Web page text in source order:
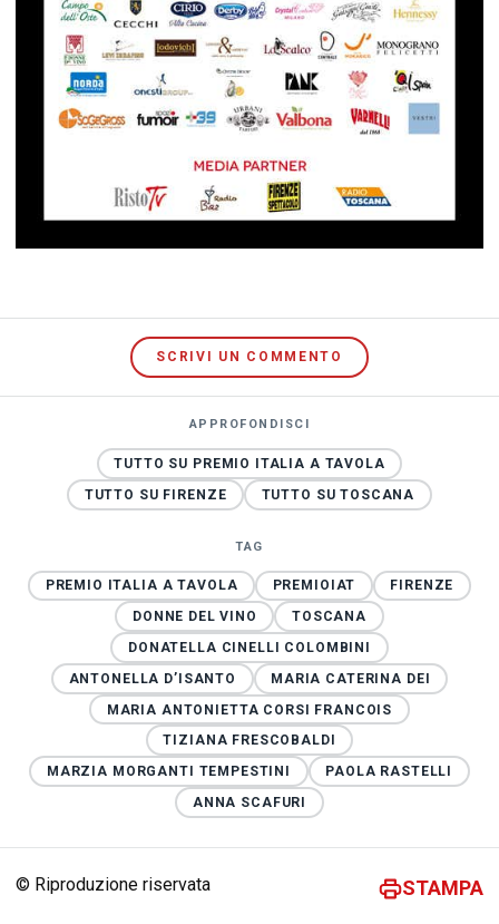
SCRIVI UN COMMENTO
APPROFONDISCI
TUTTO SU PREMIO ITALIA A TAVOLA
TUTTO SU FIRENZE
TUTTO SU TOSCANA
TAG
PREMIO ITALIA A TAVOLA PREMIOIAT
FIRENZE
DONNE DEL VINO
TOSCANA
DONATELLA CINELLI COLOMBINI
ANTONELLA D’ISANTO
MARIA CATERINA DEI
MARIA ANTONIETTA CORSI FRANCOIS
TIZIANA FRESCOBALDI
MARZIA MORGANTI TEMPESTINI
PAOLA RASTELLI
ANNA SCAFURI
© Riproduzione riservata STAMPA